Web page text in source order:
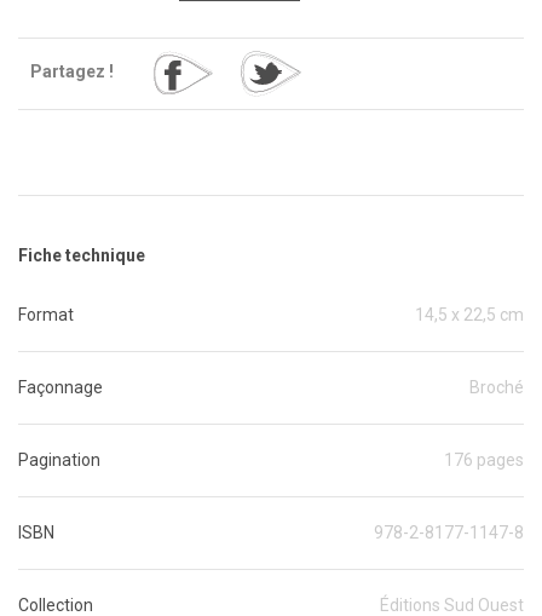
Partagez !
Fiche technique
Format 14,5 x 22,5 cm
Façonnage Broché
Pagination 176 pages
ISBN 978-2-8177-1147-8
Collection Éditions Sud Ouest